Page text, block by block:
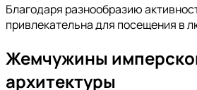
Благодаря разнообразию
привлекательна для посещения в
Жемчужины
архитектуры